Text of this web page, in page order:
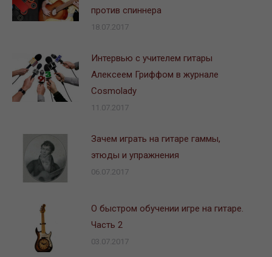
против спиннера
18.07.2017
Интервью с учителем гитары
Алексеем Гриффом в журнале
Сosmolady
11.07.2017
Зачем играть на гитаре гаммы,
этюды и упражнения
06.07.2017
О быстром обучении игре на гитаре.
Часть 2
03.07.2017